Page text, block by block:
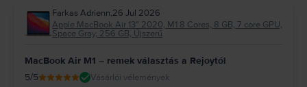
Farkas Adrienn,26 Jul 2026
Apple MacBook Air 13″ 2020, M1 8 Cores, 8 GB, 7 core GPU,
Space Gray, 256 GB, Újszerű
MacBook Air M1 – remek választás a Rejoytól
5/5 Vásárlói vélemények